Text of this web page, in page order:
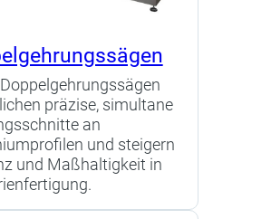
präzise, simultane
an
und steigern
und Maßhaltigkeit in